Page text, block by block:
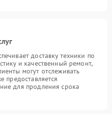
доставку техники по
и качественный ремонт,
могут отслеживать
предоставляется
для продления срока